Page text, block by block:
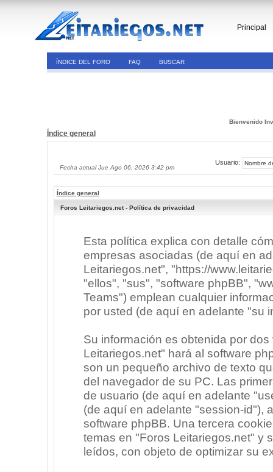
Principal
ÍNDICE DEL FORO FAQ BUSCAR
Bienvenido
Índice general
Fecha actual Jue Ago 06, 2026 3:42 pm
Usuario:
Índice general
Foros Leitariegos.net - Política de privacidad
Esta política explica con detalle
empresas asociadas (de aquí en
Leitariegos.net", "https://
"ellos", "sus", "software phpBB",
Teams") emplean cualquier
por usted (de aquí en adelante "su
Su información es obtenida por
Leitariegos.net" hará al software
son un pequeño archivo de texto
del navegador de su PC. Las
de usuario (de aquí en adelante
(de aquí en adelante "session-id"),
software phpBB. Una tercera
temas en "Foros Leitariegos.net" y
leídos, con objeto de optimizar su